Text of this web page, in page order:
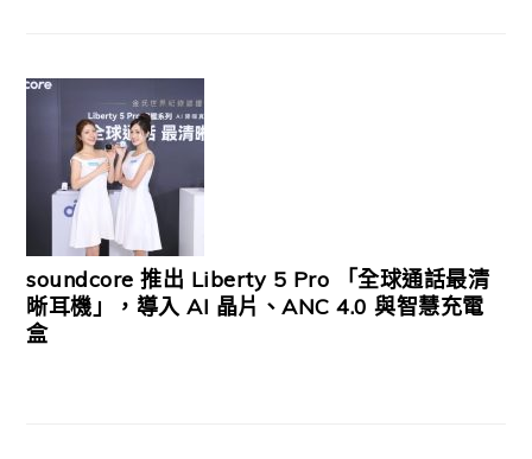
soundcore 推出 Liberty 5 Pro 「全球通話最清
晰耳機」，導入 AI 晶片、ANC 4.0 與智慧充電
盒